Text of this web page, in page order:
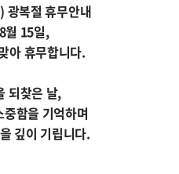
광복절 휴무안내
월 15일,
아 휴무합니다.
되찾은 날,
함을 기억하며
깊이 기립니다.